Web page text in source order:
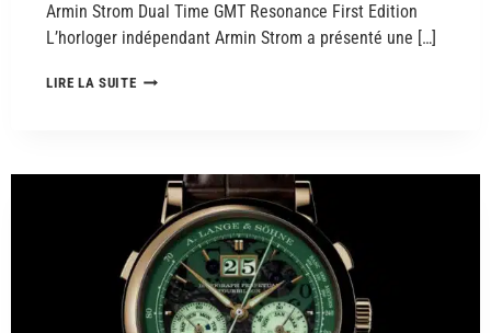
Armin Strom Dual Time GMT Resonance First Edition
L’horloger indépendant Armin Strom a présenté une […]
LIRE LA SUITE